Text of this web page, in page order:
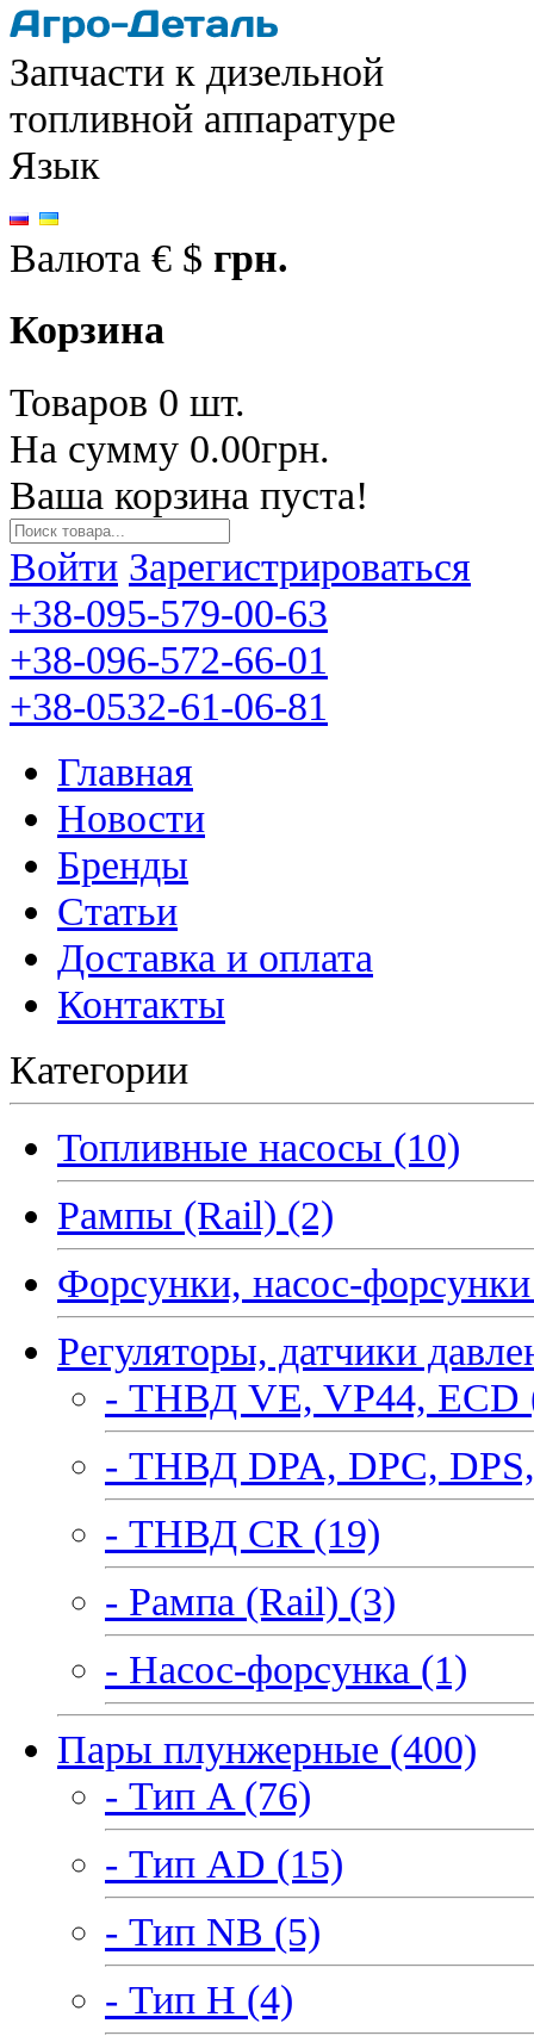
Запчасти к дизельной
топливной аппаратуре
Язык
Валюта € $ грн.
Корзина
Товаров 0 шт.
На сумму 0.00грн.
Ваша корзина пуста!
Войти Зарегистрироваться
+38-095-579-00-63
+38-096-572-66-01
+38-0532-61-06-81
Главная
Новости
Бренды
Статьи
Доставка и оплата
Контакты
Категории
Топливные насосы (10)
Рампы (Rail) (2)
Форсунки, насос-
Регуляторы, датчики
- ТНВД VE, VP44, ECD
- ТНВД DPA, DPC,
- ТНВД CR (19)
- Рампа (Rail) (3)
- Насос-форсунка (1)
Пары плунжерные (400)
- Тип A (76)
- Тип AD (15)
- Тип NB (5)
- Тип H (4)